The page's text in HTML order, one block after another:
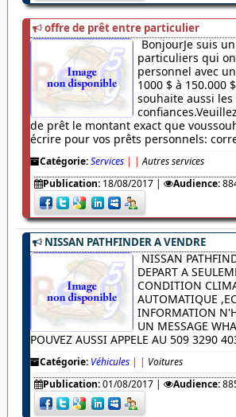
offre de prêt entre particulier
BonjourJe suis
particuliers qui
personnel avec
1000 $ à 150.000
souhaite aussi
de prêt le montant exact que
écrire pour vos prêts personnels:
Catégorie:Services | | Autres services
Publication: 18/08/2017| Audience:
NISSAN PATHFINDER A VENDRE
NISSAN
DEPART A
CONDITION
AUTOMATIQUE
INFORMATION
UN MESSAGE
POUVEZ AUSSI APPELE AU 509 3290
Catégorie: Véhicules | | Voitures
Publication:01/08/2017| Audience: